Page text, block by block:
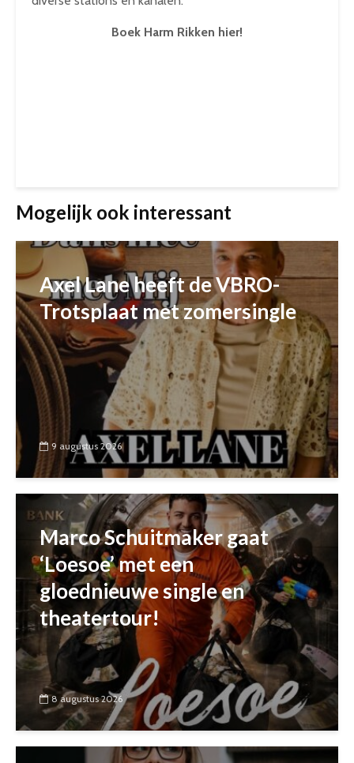
Boek Harm Rikken hier!
Mogelijk ook interessant
Axel Lane heeft de VBRO-
Trotsplaat met zomersingle
9 augustus 2026
Marco Schuitmaker gaat
‘Loesoe’ met een
gloednieuwe single en
theatertour!
8 augustus 2026